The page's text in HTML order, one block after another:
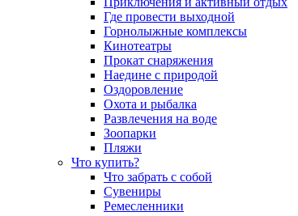
Где провести выходной
Горнолыжные комплексы
Кинотеатры
Прокат снаряжения
Наедине с природой
Оздоровление
Охота и рыбалка
Развлечения на воде
Зоопарки
Пляжи
Что купить?
Что забрать с собой
Сувениры
Ремесленники